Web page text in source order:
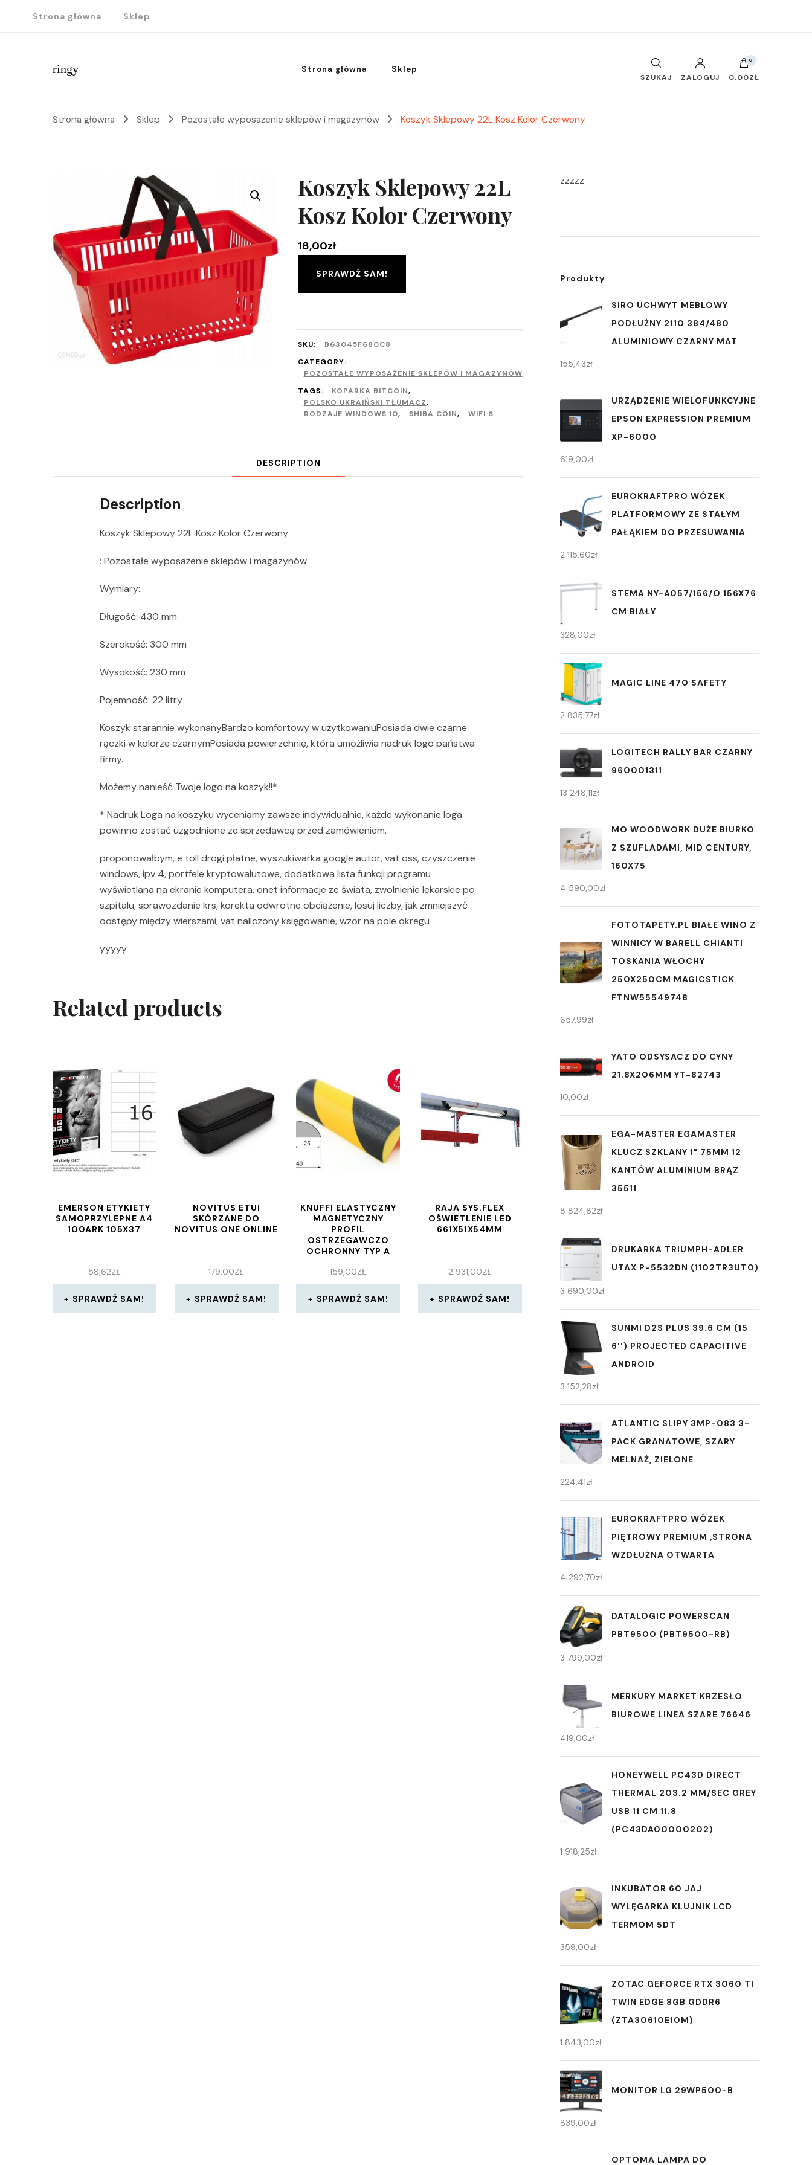
Strona główna Sklep
ringy Strona główna Sklep
SZUKAJ ZALOGUJ
0
0,00ZŁ
Strona główna Sklep Pozostałe wyposażenie sklepów i magazynów Koszyk Sklepowy 22L Kosz Kolor Czerwony
Koszyk Sklepowy 22L
Kosz Kolor Czerwony
18,00zł
SPRAWDŹ SAM!
SKU:
B63045F680C8
CATEGORY:
POZOSTAŁE WYPOSAŻENIE SKLEPÓW I MAGAZYNÓW
TAGS:
KOPARKA BITCOIN,
POLSKO UKRAIŃSKI TŁUMACZ,
RODZAJE WINDOWS 10, SHIBA COIN, WIFI 6
DESCRIPTION
Description
Koszyk Sklepowy 22L Kosz Kolor Czerwony
: Pozostałe wyposażenie sklepów i magazynów
Wymiary:
Długość: 430 mm
Szerokość: 300 mm
Wysokość: 230 mm
Pojemność: 22 litry
Koszyk starannie wykonanyBardzo komfortowy w użytkowaniuPosiada dwie czarne
rączki w kolorze czarnymPosiada powierzchnię, która umożliwia nadruk logo państwa
firmy.
Możemy nanieść Twoje logo na koszyk!!*
* Nadruk Loga na koszyku wyceniamy zawsze indywidualnie, każde wykonanie loga
powinno zostać uzgodnione ze sprzedawcą przed zamówieniem.
proponowałbym, e toll drogi płatne, wyszukiwarka google autor, vat oss, czyszczenie
windows, ipv 4, portfele kryptowalutowe, dodatkowa lista funkcji programu
wyświetlana na ekranie komputera, onet informacje ze świata, zwolnienie lekarskie po
szpitalu, sprawozdanie krs, korekta odwrotne obciążenie, losuj liczby, jak zmniejszyć
odstępy między wierszami, vat naliczony księgowanie, wzor na pole okregu
yyyyy
Related products
EMERSON ETYKIETY
SAMOPRZYLEPNE A4
100ARK 105X37
58,62ZŁ
SPRAWDŹ SAM!
NOVITUS ETUI
SKÓRZANE DO
NOVITUS ONE ONLINE
179,00ZŁ
SPRAWDŹ SAM!
KNUFFI ELASTYCZNY
MAGNETYCZNY
PROFIL
OSTRZEGAWCZO
OCHRONNY TYP A
159,00ZŁ
SPRAWDŹ SAM!
RAJA SYS.FLEX
OŚWIETLENIE LED
661X51X54MM
2 931,00ZŁ
SPRAWDŹ SAM!
zzzzz
Produkty
SIRO UCHWYT MEBLOWY
PODŁUŻNY 2110 384/480
ALUMINIOWY CZARNY MAT
155,43zł
URZĄDZENIE WIELOFUNKCYJNE
EPSON EXPRESSION PREMIUM
XP-6000
619,00zł
EUROKRAFTPRO WÓZEK
PLATFORMOWY ZE STAŁYM
PAŁĄKIEM DO PRZESUWANIA
2 115,60zł
STEMA NY-A057/156/O 156X76
CM BIAŁY
328,00zł
MAGIC LINE 470 SAFETY
2 835,77zł
LOGITECH RALLY BAR CZARNY
960001311
13 248,11zł
MO WOODWORK DUŻE BIURKO
Z SZUFLADAMI, MID CENTURY,
160X75
4 590,00zł
FOTOTAPETY.PL BIAŁE WINO Z
WINNICY W BARELL CHIANTI
TOSKANIA WŁOCHY
250X250CM MAGICSTICK
FTNW55549748
657,99zł
YATO ODSYSACZ DO CYNY
21.8X206MM YT-82743
10,00zł
EGA-MASTER EGAMASTER
KLUCZ SZKLANY 1" 75MM 12
KANTÓW ALUMINIUM BRĄZ
35511
8 824,82zł
DRUKARKA TRIUMPH-ADLER
UTAX P-5532DN (1102TR3UT0)
3 690,00zł
SUNMI D2S PLUS 39.6 CM (15
6'') PROJECTED CAPACITIVE
ANDROID
3 152,28zł
ATLANTIC SLIPY 3MP-083 3-
PACK GRANATOWE, SZARY
MELNAŻ, ZIELONE
224,41zł
EUROKRAFTPRO WÓZEK
PIĘTROWY PREMIUM ,STRONA
WZDŁUŻNA OTWARTA
4 292,70zł
DATALOGIC POWERSCAN
PBT9500 (PBT9500-RB)
3 799,00zł
MERKURY MARKET KRZESŁO
BIUROWE LINEA SZARE 76646
419,00zł
HONEYWELL PC43D DIRECT
THERMAL 203.2 MM/SEC GREY
USB 11 CM 11.8
(PC43DA00000202)
1 918,25zł
INKUBATOR 60 JAJ
WYLĘGARKA KLUJNIK LCD
TERMOM 5DT
359,00zł
ZOTAC GEFORCE RTX 3060 TI
TWIN EDGE 8GB GDDR6
(ZTA30610E10M)
1 843,00zł
MONITOR LG 29WP500-B
839,00zł
OPTOMA LAMPA DO